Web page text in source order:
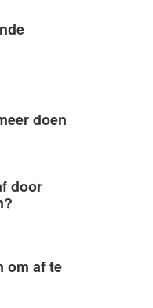
doen
door
om af te